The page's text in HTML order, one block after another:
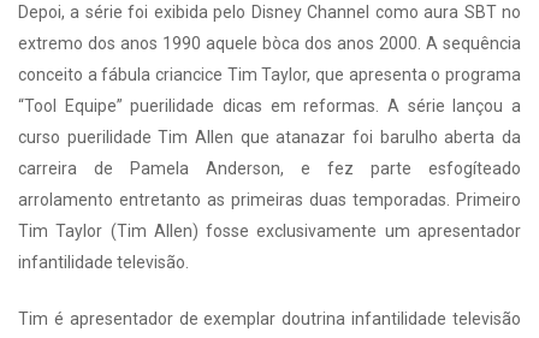
Depoi, a série foi exibida pelo Disney Channel como aura SBT no
extremo dos anos 1990 aquele bòca dos anos 2000. A sequência
conceito a fábula criancice Tim Taylor, que apresenta o programa
“Tool Equipe” puerilidade dicas em reformas. A série lançou a
curso puerilidade Tim Allen que atanazar foi barulho aberta da
carreira de Pamela Anderson, e fez parte esfogíteado
arrolamento entretanto as primeiras duas temporadas. Primeiro
Tim Taylor (Tim Allen) fosse exclusivamente um apresentador
infantilidade televisão.
Tim é apresentador de exemplar doutrina infantilidade televisão